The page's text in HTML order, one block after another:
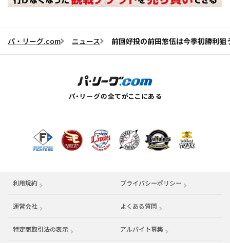
パ・リーグ.com ニュース 前回好投の前田悠伍は今季初勝利
利用規約 プライバシーポリシー
運営会社 （別ウィンドウで開く） よくある質問
特定商取引法の表示 アルバイト募集 （別ウィンドウで開く